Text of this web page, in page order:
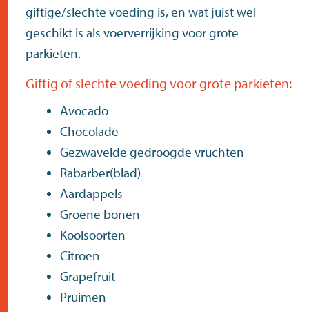
giftige/slechte voeding is, en wat juist wel
geschikt is als voerverrijking voor grote
parkieten.
Giftig of slechte voeding voor grote parkieten:
Avocado
Chocolade
Gezwavelde gedroogde vruchten
Rabarber(blad)
Aardappels
Groene bonen
Koolsoorten
Citroen
Grapefruit
Pruimen